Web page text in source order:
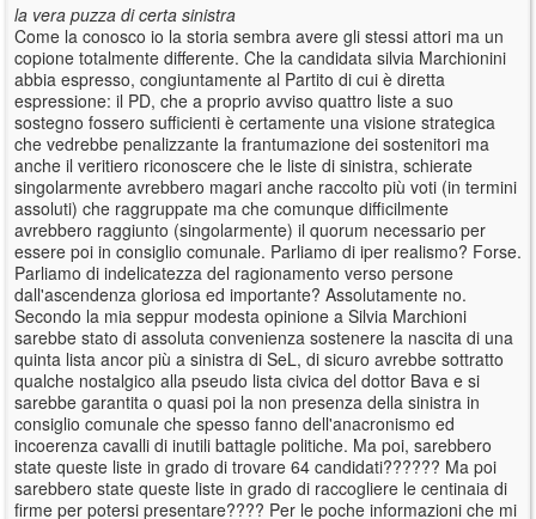
la vera puzza di certa sinistra
Come la conosco io la storia sembra avere gli stessi attori ma un
copione totalmente differente. Che la candidata silvia Marchionini
abbia espresso, congiuntamente al Partito di cui è diretta
espressione: il PD, che a proprio avviso quattro liste a suo
sostegno fossero sufficienti è certamente una visione strategica
che vedrebbe penalizzante la frantumazione dei sostenitori ma
anche il veritiero riconoscere che le liste di sinistra, schierate
singolarmente avrebbero magari anche raccolto più voti (in termini
assoluti) che raggruppate ma che comunque difficilmente
avrebbero raggiunto (singolarmente) il quorum necessario per
essere poi in consiglio comunale. Parliamo di iper realismo? Forse.
Parliamo di indelicatezza del ragionamento verso persone
dall'ascendenza gloriosa ed importante? Assolutamente no.
Secondo la mia seppur modesta opinione a Silvia Marchioni
sarebbe stato di assoluta convenienza sostenere la nascita di una
quinta lista ancor più a sinistra di SeL, di sicuro avrebbe sottratto
qualche nostalgico alla pseudo lista civica del dottor Bava e si
sarebbe garantita o quasi poi la non presenza della sinistra in
consiglio comunale che spesso fanno dell'anacronismo ed
incoerenza cavalli di inutili battagle politiche. Ma poi, sarebbero
state queste liste in grado di trovare 64 candidati?????? Ma poi
sarebbero state queste liste in grado di raccogliere le centinaia di
firme per potersi presentare???? Per le poche informazioni che mi